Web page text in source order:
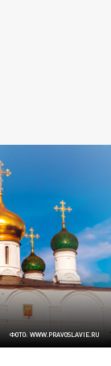
ФОТО: WWW.PRAVOSLAVIE.RU